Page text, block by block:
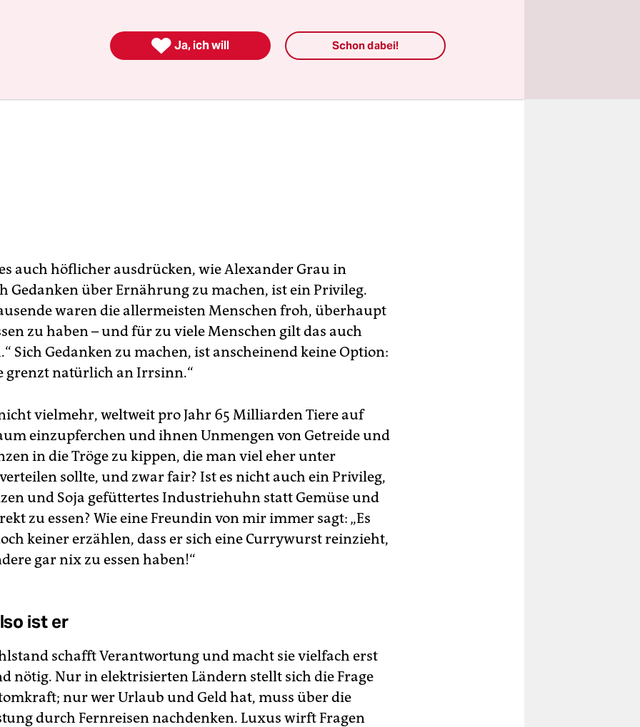
auch höflicher ausdrücken, wie Alexander Grau in
Gedanken über Ernährung zu machen, ist ein Privileg.
waren die allermeisten Menschen froh, überhaupt
zu haben – und für zu viele Menschen gilt das auch
Sich Gedanken zu machen, ist anscheinend keine Option:
grenzt natürlich an Irrsinn.“
vielmehr, weltweit pro Jahr 65 Milliarden Tiere auf
einzupferchen und ihnen Unmengen von Getreide und
in die Tröge zu kippen, die man viel eher unter
sollte, und zwar fair? Ist es nicht auch ein Privileg,
und Soja gefüttertes Industriehuhn statt Gemüse und
zu essen? Wie eine Freundin von mir immer sagt: „Es
keiner erzählen, dass er sich eine Currywurst reinzieht,
gar nix zu essen haben!“
ist er
schafft Verantwortung und macht sie vielfach erst
nötig. Nur in elektrisierten Ländern stellt sich die Frage
nur wer Urlaub und Geld hat, muss über die
durch Fernreisen nachdenken. Luxus wirft Fragen
 Ja, ich will Schon dabei!